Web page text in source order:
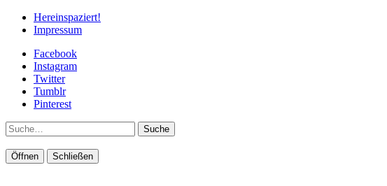
Hereinspaziert!
Impressum
Facebook
Instagram
Twitter
Tumblr
Pinterest
Suche
Öffnen Schließen